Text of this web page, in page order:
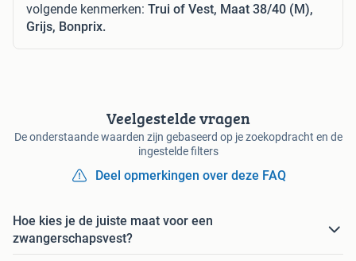
volgende kenmerken: Trui of Vest, Maat 38/40 (M),
Grijs, Bonprix.
Veelgestelde vragen
De onderstaande waarden zijn gebaseerd op je zoekopdracht en de
ingestelde filters
Deel opmerkingen over deze FAQ
Hoe kies je de juiste maat voor een
zwangerschapsvest?